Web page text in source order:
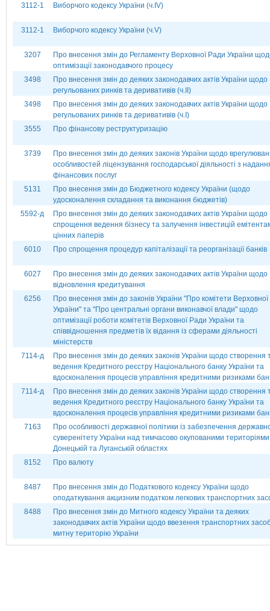
3112-1 Виборчого кодексу України (ч.ІV)
3112-1 Виборчого кодексу України (ч.V)
3207
Про внесення змін до Регламенту Верховної Ради України
оптимізації законодавчого процесу
3498
Про внесення змін до деяких законодавчих актів України щодо
регульованих ринків та деривативів (ч.ІІ)
3498
Про внесення змін до деяких законодавчих актів України щодо
регульованих ринків та деривативів (ч.І)
3555
Про фінансову реструктуризацію
3739
Про внесення змін до деяких законів України щодо
особливостей ліцензування господарської діяльності з
фінансових послуг
5131
Про внесення змін до Бюджетного кодексу України (щодо
удосконалення складання та виконання бюджетів)
5592-д
Про внесення змін до деяких законодавчих актів України щодо
спрощення ведення бізнесу та залучення інвестицій
цінних паперів
6010
Про спрощення процедур капіталізації та реорганізації банків
6027
Про внесення змін до деяких законодавчих актів України щодо
відновлення кредитування
6256
Про внесення змін до законів України "Про комітети
України" та "Про центральні органи виконавчої влади" щодо
оптимізації роботи комітетів Верховної Ради України та
співвідношення предметів їх відання із сферами діяльності
міністерств
7114-д
Про внесення змін до деяких законів України щодо створення
ведення Кредитного реєстру Національного банку України та
вдосконалення процесів управління кредитними ризиками
7114-д
Про внесення змін до деяких законів України щодо створення
ведення Кредитного реєстру Національного банку України та
вдосконалення процесів управління кредитними ризиками
7163
Про особливості державної політики із забезпечення
суверенітету України над тимчасово окупованими
Донецькій та Луганській областях
8152
Про валюту
8487
Про внесення змін до Податкового кодексу України щодо
оподаткування акцизним податком легкових транспортних
8488
Про внесення змін до Митного кодексу України та деяких
законодавчих актів України щодо ввезення транспортних
митну територію України